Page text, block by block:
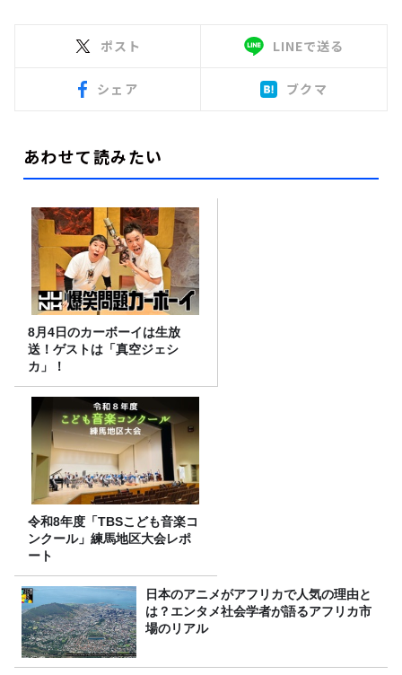
ポスト LINEで送る
シェア ブクマ
あわせて読みたい
8月4日のカーボーイは生放
送！ゲストは「真空ジェシ
カ」！
令和8年度「TBSこども音楽コ
ンクール」練馬地区大会レポ
ート
日本のアニメがアフリカで人気の理由と
は？エンタメ社会学者が語るアフリカ市
場のリアル